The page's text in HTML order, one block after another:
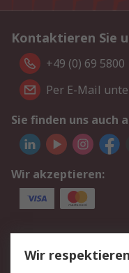
Kontaktieren Sie
+49 (0) 69 5800
Per E-Mail
Sie finden uns auch
Wir akzeptieren:
Service
Value Added
Wir